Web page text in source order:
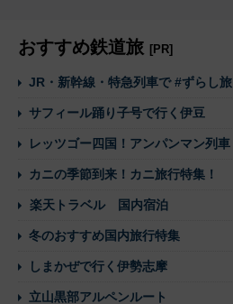
おすすめ鉄道旅 [PR]
JR・新幹線・特急列車で #ずらし旅
サフィール踊り子号で行く伊豆
レッツゴー四国！アンパンマン列車
カニの季節到来！カニ旅行特集！
楽天トラベル 国内宿泊
冬のおすすめ国内旅行特集
しまかぜで行く伊勢志摩
立山黒部アルペンルート